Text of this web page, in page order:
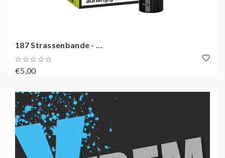
187 Strassenbande - ...
€5,00